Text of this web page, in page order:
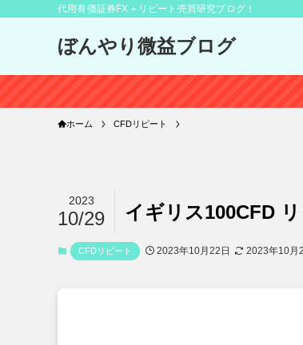
代用有価証券FX＋リピート売買研究ブログ！
ぼんやり微益ブログ
ホーム CFDリピート
イギリス100CFD
2023
10/29
CFDリピート 2023年10月22日 2023年10月